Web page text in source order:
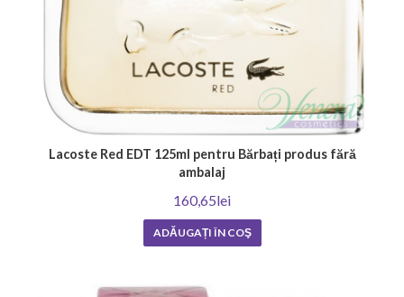
Lacoste Red EDT 125ml pentru Bărbați produs fără
ambalaj
160,65lei
ADĂUGAȚI ÎN COŞ